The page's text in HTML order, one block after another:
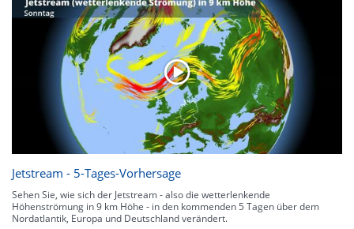
Jetstream - 5-Tages-Vorhersage
Sehen Sie, wie sich der Jetstream - also die wetterlenkende
Höhenströmung in 9 km Höhe - in den kommenden 5 Tagen über dem
Nordatlantik, Europa und Deutschland verändert.